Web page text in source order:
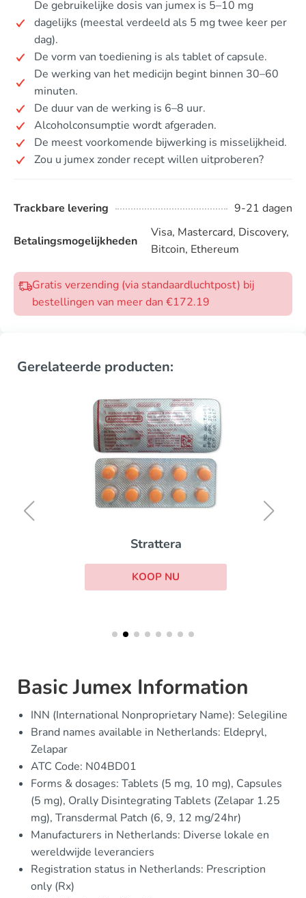
De gebruikelijke dosis van jumex is 5–10 mg
dagelijks (meestal verdeeld als 5 mg twee keer per
dag).
De vorm van toediening is als tablet of capsule.
De werking van het medicijn begint binnen 30–60
minuten.
De duur van de werking is 6–8 uur.
Alcoholconsumptie wordt afgeraden.
De meest voorkomende bijwerking is misselijkheid.
Zou u jumex zonder recept willen uitproberen?
Trackbare levering 9-21 dagen
Betalingsmogelijkheden
Visa, Mastercard, Discovery,
Bitcoin, Ethereum
Gratis verzending (via standaardluchtpost) bij
bestellingen van meer dan €172.19
Gerelateerde producten:
Strattera
KOOP NU
Basic Jumex Information
INN (International Nonproprietary Name): Selegiline
Brand names available in Netherlands: Eldepryl,
Zelapar
ATC Code: N04BD01
Forms & dosages: Tablets (5 mg, 10 mg), Capsules
(5 mg), Orally Disintegrating Tablets (Zelapar 1.25
mg), Transdermal Patch (6, 9, 12 mg/24hr)
Manufacturers in Netherlands: Diverse lokale en
wereldwijde leveranciers
Registration status in Netherlands: Prescription
only (Rx)